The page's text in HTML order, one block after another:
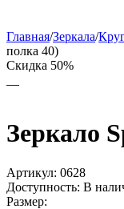
Главная/Зеркала/
полка 40)
Скидка 50%
Зеркало
Артикул: 0628
Доступность: В
Размер: